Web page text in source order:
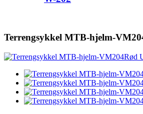
Terrengsykkel MTB-hjelm-